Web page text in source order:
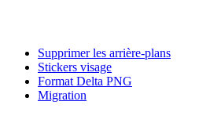
Supprimer les arrière-plans
Stickers visage
Format Delta PNG
Migration